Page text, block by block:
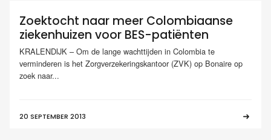
Zoektocht naar meer Colombiaanse
ziekenhuizen voor BES-patiënten
KRALENDIJK – Om de lange wachttijden in Colombia te
verminderen is het Zorgverzekeringskantoor (ZVK) op Bonaire op
zoek naar...
20 SEPTEMBER 2013